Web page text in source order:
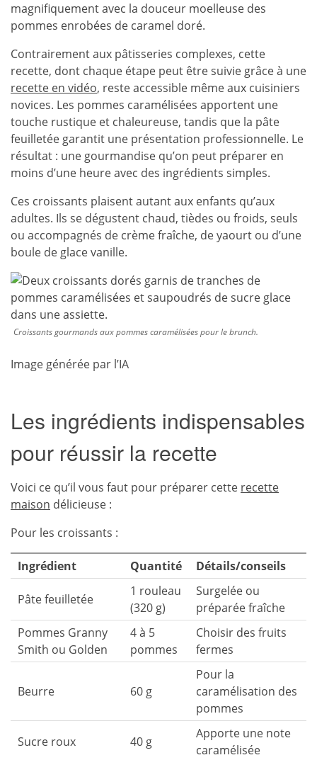
magnifiquement avec la douceur moelleuse des
pommes enrobées de caramel doré.
Contrairement aux pâtisseries complexes, cette
recette, dont chaque étape peut être suivie grâce à une
recette en vidéo, reste accessible même aux cuisiniers
novices. Les pommes caramélisées apportent une
touche rustique et chaleureuse, tandis que la pâte
feuilletée garantit une présentation professionnelle. Le
résultat : une gourmandise qu’on peut préparer en
moins d’une heure avec des ingrédients simples.
Ces croissants plaisent autant aux enfants qu’aux
adultes. Ils se dégustent chaud, tièdes ou froids, seuls
ou accompagnés de crème fraîche, de yaourt ou d’une
boule de glace vanille.
Croissants gourmands aux pommes caramélisées pour le brunch.
Image générée par l’IA
Les ingrédients indispensables
pour réussir la recette
Voici ce qu’il vous faut pour préparer cette recette
maison délicieuse :
Pour les croissants :
Ingrédient Quantité Détails/conseils
Pâte feuilletée
1 rouleau
(320 g)
Surgelée ou
préparée fraîche
Pommes Granny
Smith ou Golden
4 à 5
pommes
Choisir des fruits
fermes
Beurre 60 g
Pour la
caramélisation des
pommes
Sucre roux 40 g
Apporte une note
caramélisée